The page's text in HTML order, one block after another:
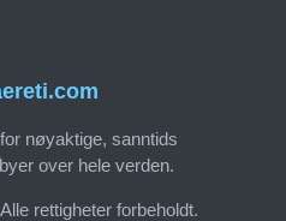
nøyaktige, sanntids
over hele verden.
rettigheter forbeholdt.